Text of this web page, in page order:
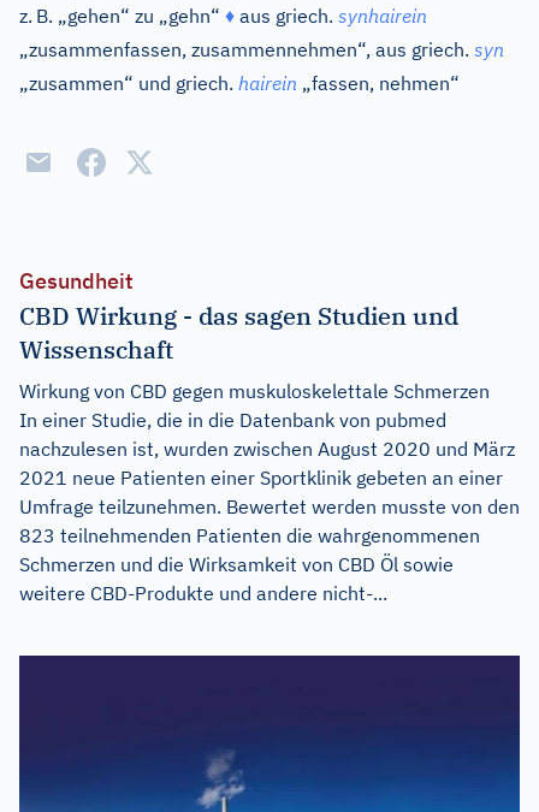
z. B. „gehen“ zu „gehn“ ♦ aus griech. synhairein
„zusammenfassen, zusammennehmen“, aus griech. syn
„zusammen“ und griech. hairein „fassen, nehmen“
Gesundheit
CBD Wirkung - das sagen Studien und
Wissenschaft
Wirkung von CBD gegen muskuloskelettale Schmerzen
In einer Studie, die in die Datenbank von pubmed
nachzulesen ist, wurden zwischen August 2020 und März
2021 neue Patienten einer Sportklinik gebeten an einer
Umfrage teilzunehmen. Bewertet werden musste von den
823 teilnehmenden Patienten die wahrgenommenen
Schmerzen und die Wirksamkeit von CBD Öl sowie
weitere CBD-Produkte und andere nicht-...